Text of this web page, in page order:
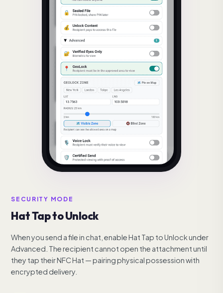
SECURITY MODE
Hat Tap to Unlock
When you send a file in chat, enable Hat Tap to Unlock under
Advanced. The recipient cannot open the attachment until
they tap their NFC Hat — pairing physical possession with
encrypted delivery.